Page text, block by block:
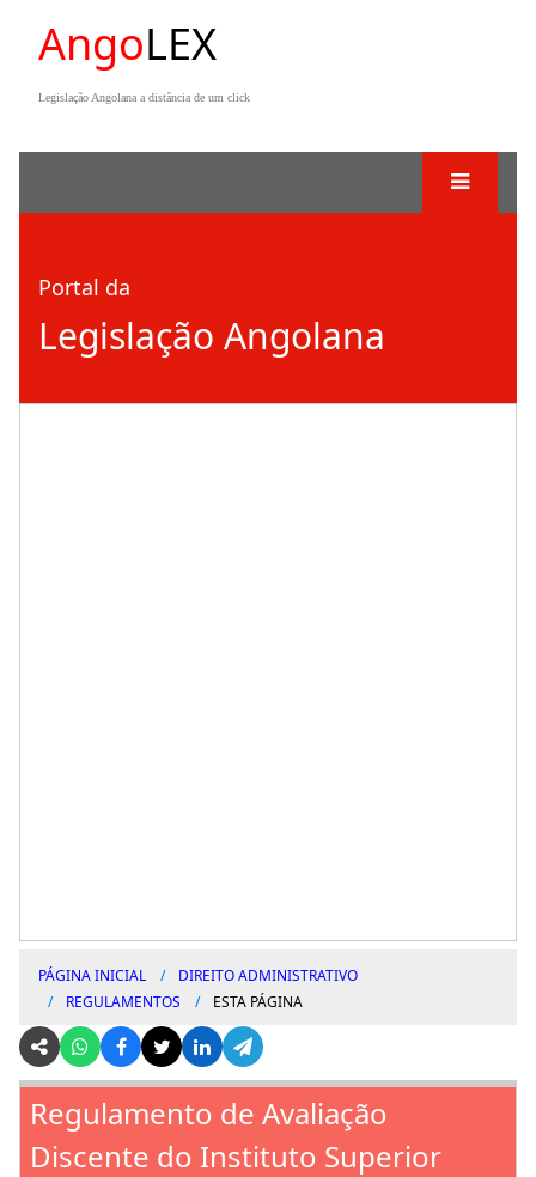
AngoLEX
Legislação Angolana a distância de um click
Portal da
Legislação Angolana
PÁGINA INICIAL
DIREITO ADMINISTRATIVO
REGULAMENTOS
ESTA PÁGINA
Regulamento de Avaliação
Discente do Instituto Superior